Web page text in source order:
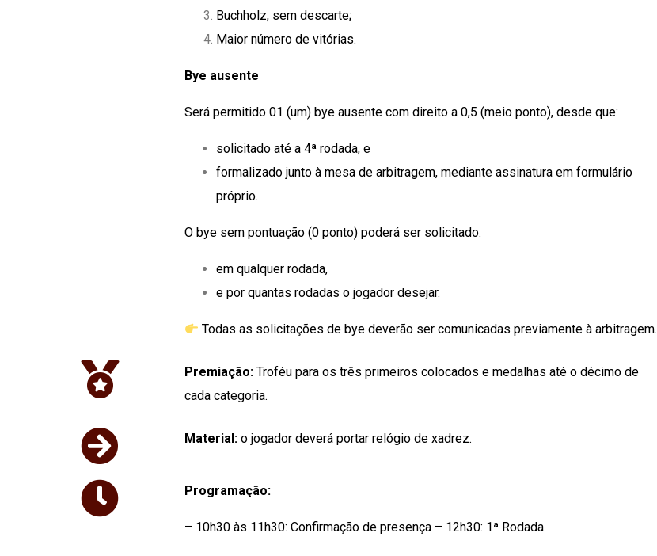
Buchholz, sem descarte;
Maior número de vitórias.
Bye ausente
Será permitido 01 (um) bye ausente com direito a 0,5 (meio ponto), desde que:
solicitado até a 4ª rodada, e
formalizado junto à mesa de arbitragem, mediante assinatura em formulário
próprio.
O bye sem pontuação (0 ponto) poderá ser solicitado:
em qualquer rodada,
e por quantas rodadas o jogador desejar.
Todas as solicitações de bye deverão ser comunicadas previamente à arbitragem.
Premiação: Troféu para os três primeiros colocados e medalhas até o décimo de
cada categoria.
Material: o jogador deverá portar relógio de xadrez.
Programação:
– 10h30 às 11h30: Confirmação de presença – 12h30: 1ª Rodada.